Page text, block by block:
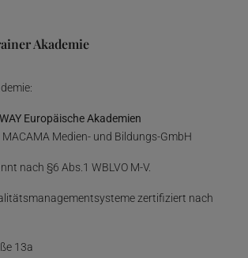
Akademie
Europäische Akademien
Medien- und Bildungs-GmbH
nach §6 Abs.1 WBLVO M-V.
zertifiziert nach
13a